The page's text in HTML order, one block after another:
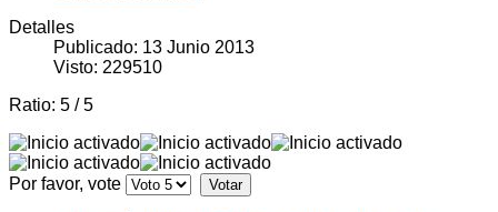
Detalles
Publicado: 13 Junio 2013
Visto: 229510
Ratio: 5 /5
Por favor, vote